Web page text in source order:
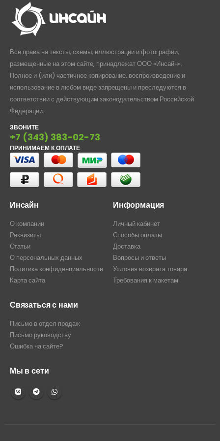
Все права на тексты, схемы, иллюстрации и фотографии,
размещенные на этом сайте, принадлежат ООО «Инсайн».
Полное и (или) частичное копирование, воспроизведение и
использование в любом виде запрещены и преследуются в
соответствии с действующим законодательством Российской
Федерации.
ЗВОНИТЕ
+7 (343) 383-02-73
ПРИНИМАЕМ К ОПЛАТЕ
Инсайн
О компании
Реквизиты
Статьи
О персональных данных
Политика конфиденциальности
Карта сайта
Информация
Личный кабинет
Способы оплаты
Доставка
Вопросы и ответы
Условия возврата товара
Требования к макетам
Связаться с нами
Письмо в отдел продаж
Письмо руководству
Ошибка на сайте?
Мы в сети